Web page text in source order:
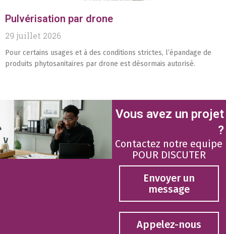
Pulvérisation par drone
29 juillet 2026
Pour certains usages et à des conditions strictes, l’épandage de
produits phytosanitaires par drone est désormais autorisé.
Vous avez un projet
?
Contactez notre equipe
POUR DISCUTER
Envoyer un
message
Appelez-nous